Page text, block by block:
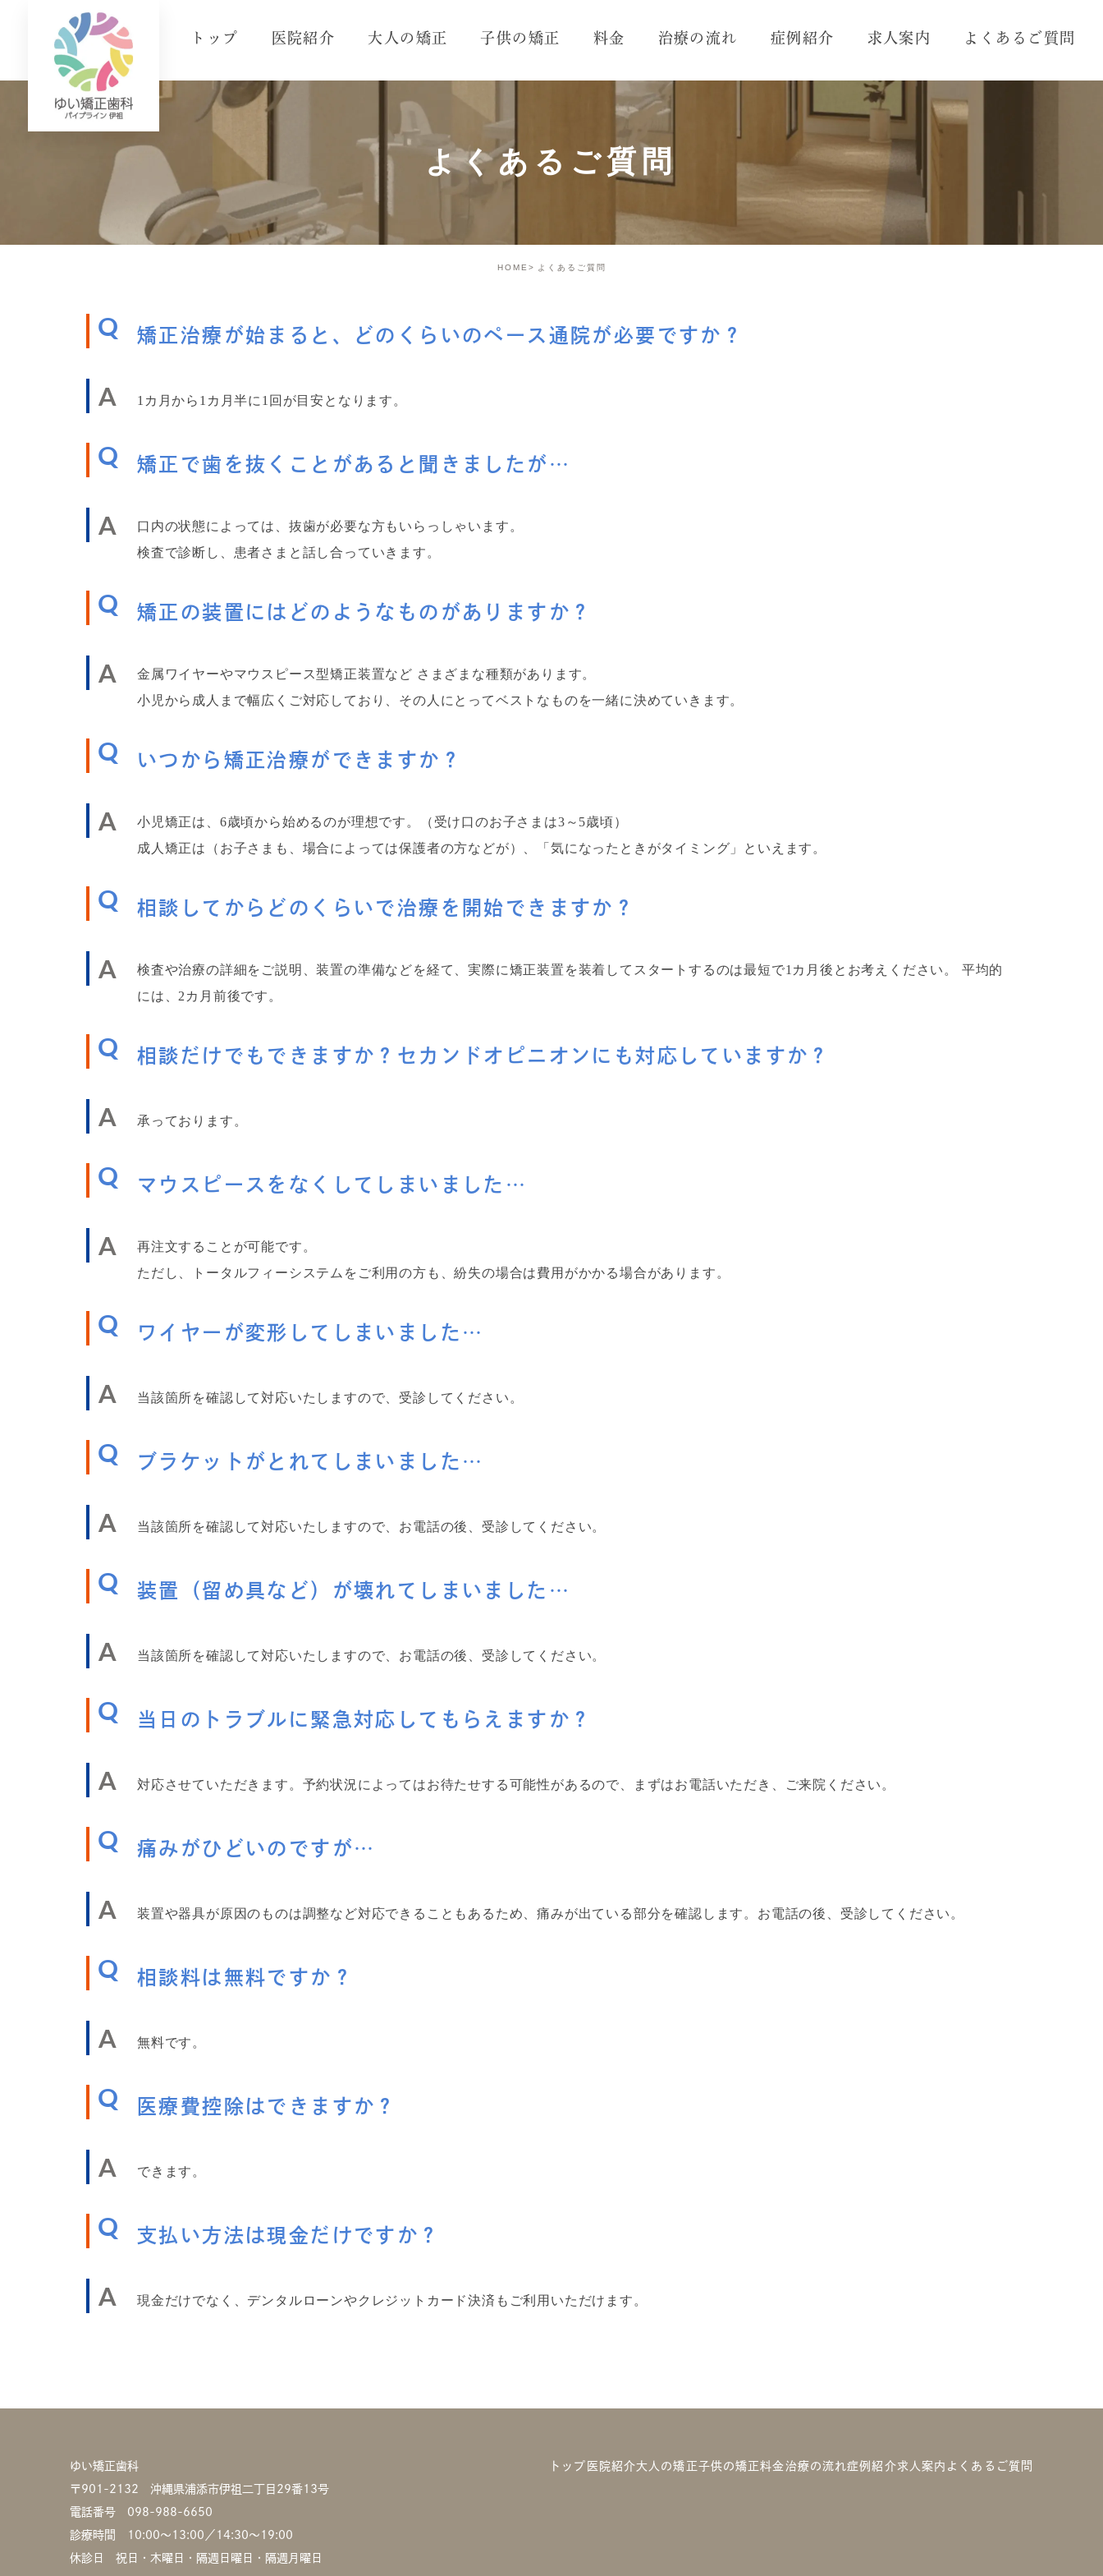
トップ 医院紹介 大人の矯正 子供の矯正 料金 治療の流れ 症例紹介 求人案内 よくあるご質問
よくあるご質問
HOME よくあるご質問
Q 矯正治療が始まると、どのくらいのペース通院が必要ですか？
A 1カ月から1カ月半に1回が目安となります。
Q 矯正で歯を抜くことがあると聞きましたが…
A
口内の状態によっては、抜歯が必要な方もいらっしゃいます。
検査で診断し、患者さまと話し合っていきます。
Q 矯正の装置にはどのようなものがありますか？
A
金属ワイヤーやマウスピース型矯正装置など さまざまな種類があります。
小児から成人まで幅広くご対応しており、その人にとってベストなものを一緒に決めていきます。
Q いつから矯正治療ができますか？
A
小児矯正は、6歳頃から始めるのが理想です。（受け口のお子さまは3～5歳頃）
成人矯正は（お子さまも、場合によっては保護者の方などが）、「気になったときがタイミング」といえます。
Q 相談してからどのくらいで治療を開始できますか？
A
検査や治療の詳細をご説明、装置の準備などを経て、実際に矯正装置を装着してスタートするのは最短で1カ月後とお考えください。 平均的
には、2カ月前後です。
Q 相談だけでもできますか？セカンドオピニオンにも対応していますか？
A 承っております。
Q マウスピースをなくしてしまいました…
A
再注文することが可能です。
ただし、トータルフィーシステムをご利用の方も、紛失の場合は費用がかかる場合があります。
Q ワイヤーが変形してしまいました…
A 当該箇所を確認して対応いたしますので、受診してください。
Q ブラケットがとれてしまいました…
A 当該箇所を確認して対応いたしますので、お電話の後、受診してください。
Q 装置（留め具など）が壊れてしまいました…
A 当該箇所を確認して対応いたしますので、お電話の後、受診してください。
Q 当日のトラブルに緊急対応してもらえますか？
A 対応させていただきます。予約状況によってはお待たせする可能性があるので、まずはお電話いただき、ご来院ください。
Q 痛みがひどいのですが…
A 装置や器具が原因のものは調整など対応できることもあるため、痛みが出ている部分を確認します。お電話の後、受診してください。
Q 相談料は無料ですか？
A 無料です。
Q 医療費控除はできますか？
A できます。
Q 支払い方法は現金だけですか？
A 現金だけでなく、デンタルローンやクレジットカード決済もご利用いただけます。
ゆい矯正歯科
〒901-2132 沖縄県浦添市伊祖二丁目29番13号
電話番号 098-988-6650
診療時間 10:00〜13:00／14:30〜19:00
休診日 祝日・木曜日・隔週日曜日・隔週月曜日
トップ 医院紹介大人の矯正子供の矯正料金治療の流れ症例紹介求人案内 よくあるご質問